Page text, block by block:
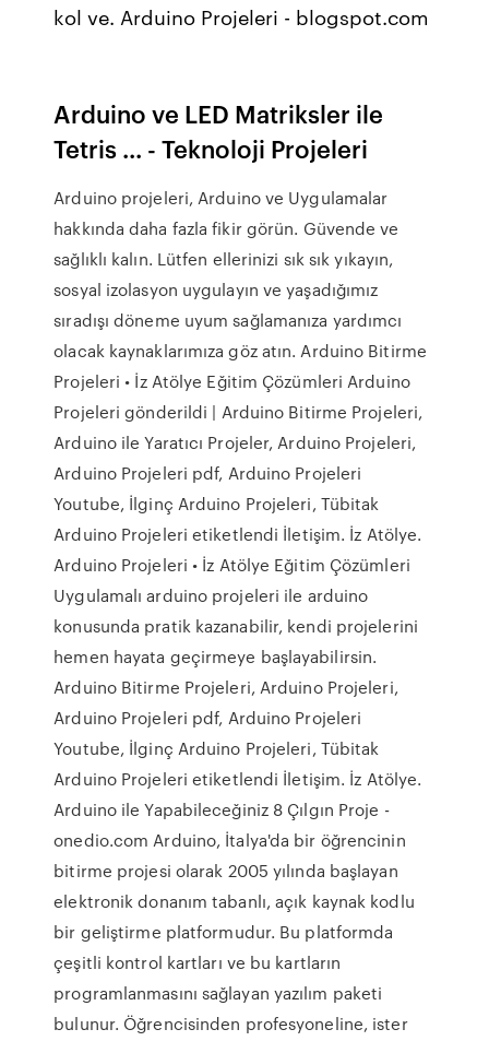
kol ve. Arduino Projeleri - blogspot.com
Arduino ve LED Matriksler ile
Tetris ... - Teknoloji Projeleri
Arduino projeleri, Arduino ve Uygulamalar
hakkında daha fazla fikir görün. Güvende ve
sağlıklı kalın. Lütfen ellerinizi sık sık yıkayın,
sosyal izolasyon uygulayın ve yaşadığımız
sıradışı döneme uyum sağlamanıza yardımcı
olacak kaynaklarımıza göz atın. Arduino Bitirme
Projeleri • İz Atölye Eğitim Çözümleri Arduino
Projeleri gönderildi | Arduino Bitirme Projeleri,
Arduino ile Yaratıcı Projeler, Arduino Projeleri,
Arduino Projeleri pdf, Arduino Projeleri
Youtube, İlginç Arduino Projeleri, Tübitak
Arduino Projeleri etiketlendi İletişim. İz Atölye.
Arduino Projeleri • İz Atölye Eğitim Çözümleri
Uygulamalı arduino projeleri ile arduino
konusunda pratik kazanabilir, kendi projelerini
hemen hayata geçirmeye başlayabilirsin.
Arduino Bitirme Projeleri, Arduino Projeleri,
Arduino Projeleri pdf, Arduino Projeleri
Youtube, İlginç Arduino Projeleri, Tübitak
Arduino Projeleri etiketlendi İletişim. İz Atölye.
Arduino ile Yapabileceğiniz 8 Çılgın Proje -
onedio.com Arduino, İtalya'da bir öğrencinin
bitirme projesi olarak 2005 yılında başlayan
elektronik donanım tabanlı, açık kaynak kodlu
bir geliştirme platformudur. Bu platformda
çeşitli kontrol kartları ve bu kartların
programlanmasını sağlayan yazılım paketi
bulunur. Öğrencisinden profesyoneline, ister